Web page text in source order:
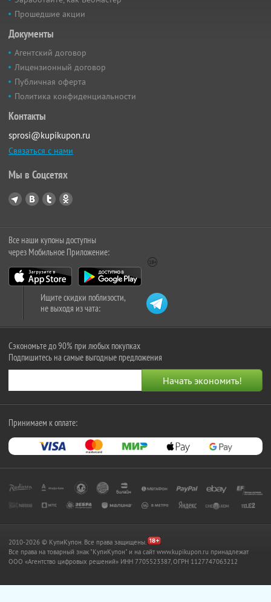
Прошедшие акции
Документы
Агентский договор
Лицензионный договор
Публичная оферта
Политика конфиденциальности
Контакты
sprosi@kupikupon.ru
Связаться с нами
Мы в Соцсетях
Все наши купоны доступны
через Мобильное Приложение:
Ищите скидки поблизости,
не выходя из чата:
Сэкономьте до 90% при любых покупках
Подпишитесь на самые выгодные предложения
Принимаем к оплате:
2010-2026 © КупиКупон. Все права защищены.
Все права на товарный знак "КупиКупон" и на сайт www.kupikupon.ru принадлежат
OOO «Агентство цифровых решений» ИНН 7705523387, ОГРН 1127747063212